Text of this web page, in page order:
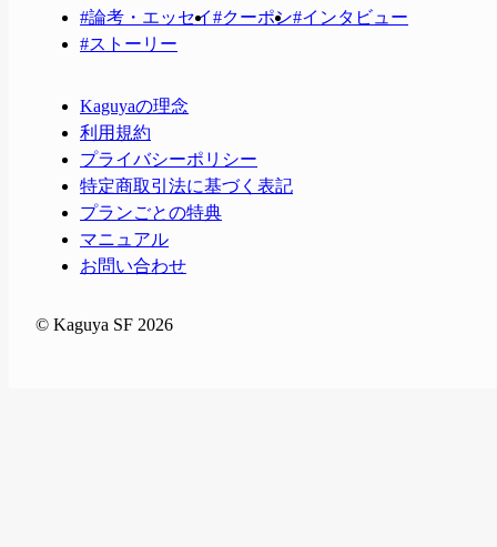
#論考・エッセイ#クーポン#インタビュー
#ストーリー
Kaguyaの理念
利用規約
プライバシーポリシー
特定商取引法に基づく表記
プランごとの特典
マニュアル
お問い合わせ
© Kaguya SF 2026